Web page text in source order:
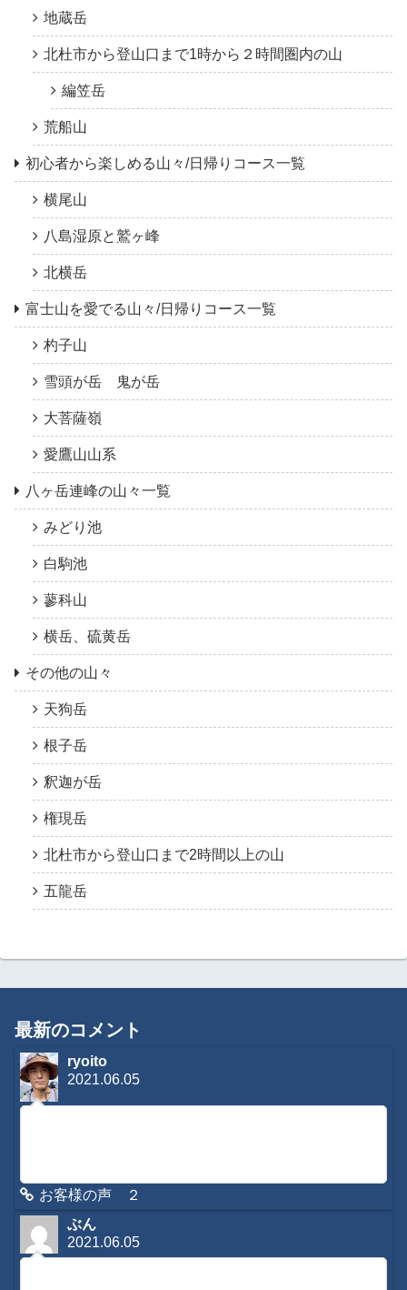
地蔵岳
北杜市から登山口まで1時から２時間圏内の山
編笠岳
荒船山
初心者から楽しめる山々/日帰りコース一覧
横尾山
八島湿原と鷲ヶ峰
北横岳
富士山を愛でる山々/日帰りコース一覧
杓子山
雪頭が岳 鬼が岳
大菩薩嶺
愛鷹山山系
八ヶ岳連峰の山々一覧
みどり池
白駒池
蓼科山
横岳、硫黄岳
その他の山々
天狗岳
根子岳
釈迦が岳
権現岳
北杜市から登山口まで2時間以上の山
五龍岳
最新のコメント
ryoito
2021.06.05
お客様の声 ２
ぶん
2021.06.05